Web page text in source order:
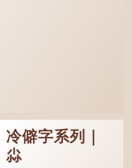
冷僻字系列｜
尛